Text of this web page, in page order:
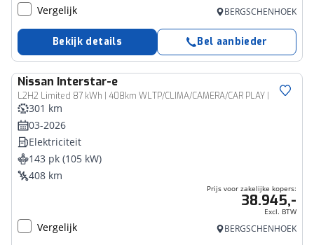
Vergelijk BERGSCHENHOEK
Bekijk details Bel aanbieder
Nissan Interstar-e
L2H2 Limited 87 kWh | 408km WLTP/CLIMA/CAMERA/CAR PLAY |
Bedrijfswagen
301 km
03-2026
Elektriciteit
143 pk (105 kW)
408 km
Prijs voor zakelijke kopers:
38.945,-
Excl. BTW
Vergelijk BERGSCHENHOEK